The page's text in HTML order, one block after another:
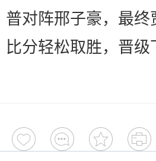
普对阵邢子豪，最终
比分轻松取胜，晋级